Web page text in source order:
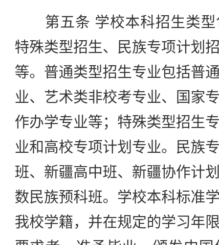
第五条 学校本科招生类型
特殊类型招生、民族专项计划
等。普通类型招生专业包括普
业、艺术类非校考专业、国家
作办学专业等；特殊类型招生
业和高校专项计划专业。民族
班、新疆高中班、新疆协作计
数民族预科班。学校本科标准
我校学籍，并在规定的学习年